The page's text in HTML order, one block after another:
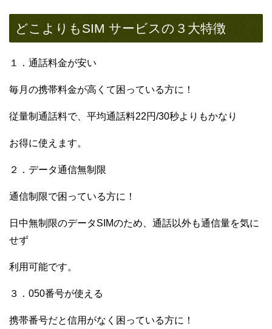
どこよりもSIM サービスの３大特徴
１．通話料金が安い
毎月の携帯料金が高くて困っている方に！
従量制通話料で、平均通話料22円/30秒よりもかなり
お得に使えます。
２．データ通信無制限
通信制限で困っている方に！
日中無制限のデータSIMのため、通話以外も通信量を気に
せず
利用可能です。
３．050番号が使える
携帯番号だと信用がなく困っている方に！